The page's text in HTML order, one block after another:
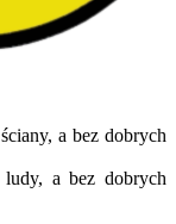
a bez dobrych
a bez dobrych